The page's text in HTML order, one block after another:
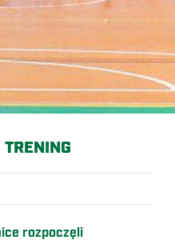
rozpoczęli